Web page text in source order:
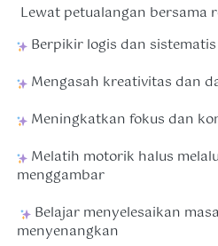
Lewat petualangan bersama
Berpikir logis dan sistematis
Mengasah kreativitas dan
Meningkatkan fokus dan
Melatih motorik halus
menggambar
Belajar menyelesaikan
menyenangkan